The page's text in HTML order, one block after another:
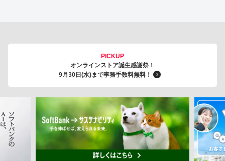
PICKUP
オンラインストア誕生感謝祭！
9月30日(水)まで事務手数料無料！